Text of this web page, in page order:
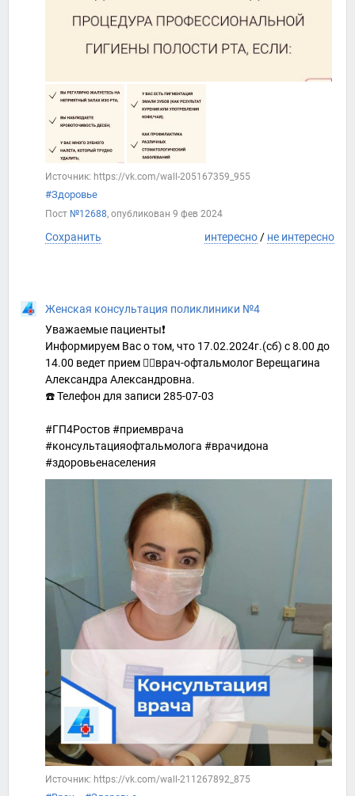
Источник: https://vk.com/wall-205167359_955
#Здоровье
Пост №12688, опубликован 9 фев 2024
Сохранить интересно / не интересно
Женская консультация поликлиники №4
Уважаемые пациенты❗️
Информируем Вас о том, что 17.02.2024г.(сб) с 8.00 до
14.00 ведет прием 👩‍⚕врач-офтальмолог Верещагина
Александра Александровна.
☎️ Телефон для записи 285-07-03
#ГП4Ростов #приемврача
#консультацияофтальмолога #врачидона
#здоровьенаселения
Источник: https://vk.com/wall-211267892_875